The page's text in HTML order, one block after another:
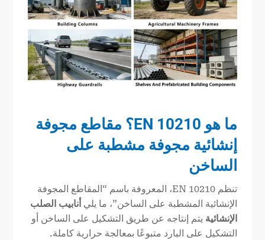
ما هو EN 10210؟ مقاطع مجوفة
إنشائية مجوفة مشطبة على
الساخن
تنظم EN 10210، المعروفة باسم “المقاطع المجوفة
الإنشائية المشطبة على الساخن”، ما يلي أنابيب الصلب
الإنشائية يتم إنتاجه عن طريق التشكيل على الساخن أو
التشكيل على البارد متبوعًا بمعالجة حرارية كاملة.